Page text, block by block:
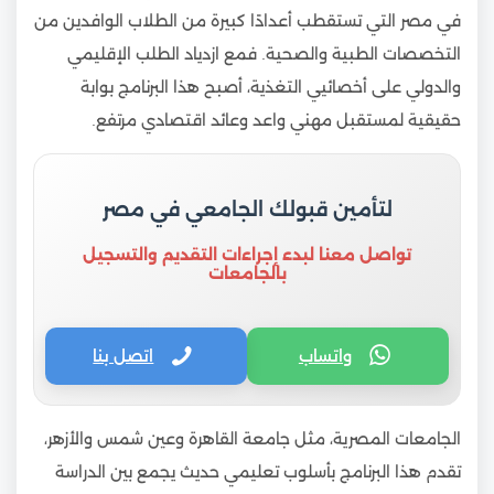
في مصر التي تستقطب أعدادًا كبيرة من الطلاب الوافدين من
التخصصات الطبية والصحية. فمع ازدياد الطلب الإقليمي
والدولي على أخصائيي التغذية، أصبح هذا البرنامج بوابة
حقيقية لمستقبل مهني واعد وعائد اقتصادي مرتفع.
لتأمين قبولك الجامعي في مصر
تواصل معنا لبدء إجراءات التقديم والتسجيل
بالجامعات
واتساب اتصل بنا
الجامعات المصرية، مثل جامعة القاهرة وعين شمس والأزهر،
تقدم هذا البرنامج بأسلوب تعليمي حديث يجمع بين الدراسة